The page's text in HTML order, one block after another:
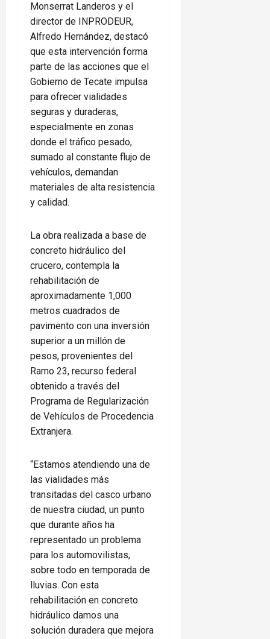
Monserrat Landeros y el
director de INPRODEUR,
Alfredo Hernández, destacó
que esta intervención forma
parte de las acciones que el
Gobierno de Tecate impulsa
para ofrecer vialidades
seguras y duraderas,
especialmente en zonas
donde el tráfico pesado,
sumado al constante flujo de
vehículos, demandan
materiales de alta resistencia
y calidad.
La obra realizada a base de
concreto hidráulico del
crucero, contempla la
rehabilitación de
aproximadamente 1,000
metros cuadrados de
pavimento con una inversión
superior a un millón de
pesos, provenientes del
Ramo 23, recurso federal
obtenido a través del
Programa de Regularización
de Vehículos de Procedencia
Extranjera.
“Estamos atendiendo una de
las vialidades más
transitadas del casco urbano
de nuestra ciudad, un punto
que durante años ha
representado un problema
para los automovilistas,
sobre todo en temporada de
lluvias. Con esta
rehabilitación en concreto
hidráulico damos una
solución duradera que mejora